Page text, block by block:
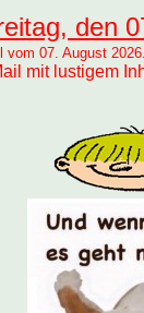
den
vom 07. August 2026.
mit lustigem